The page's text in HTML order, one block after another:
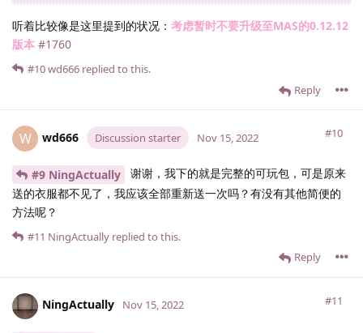
听着比较像是这里提到的状况： 考虑暂时不要升级至MAS的0.12.12
版本 #1760
Reply
#10wd666 replied to this.
W wd666 Discussion starter #10
Nov 15, 2022
#9 NingActually
谢谢，我下的就是完整的可玩包，可是原来
送的衣服都不见了，我应该全部重新送一次吗？有没有其他简便的
方法呢？
Reply
#11 NingActually replied to this.
NingActually #11
Nov 15, 2022